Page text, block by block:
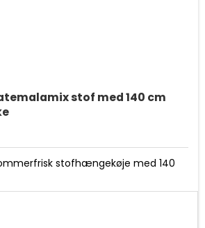
stof med 140 cm
stofhængekøje med 140